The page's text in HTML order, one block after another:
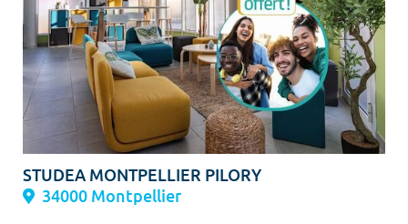
STUDEA MONTPELLIER PILORY
34000 Montpellier